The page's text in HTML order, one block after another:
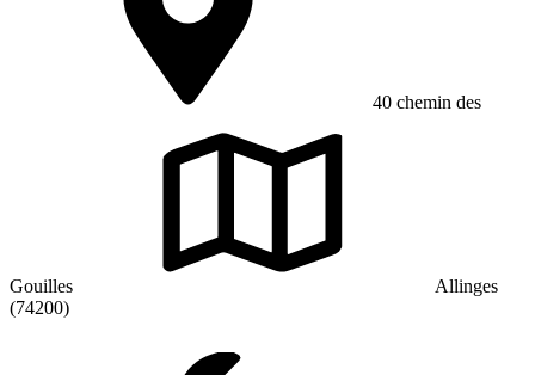
40 chemin des
Gouilles
Allinges
(74200)